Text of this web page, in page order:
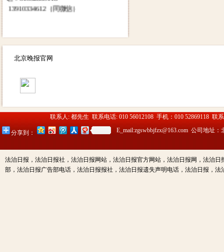
13910334612（同微信）
北京晚报官网
联系人: 都先生 联系电话: 010 56012108 手机：010 52869118 联
E_mail:zgswbbjfzx@163.com 公司地址
分享到：
法治日报，法治日报社，法治日报网站，法治日报官方网站，法治日报网，法治
部，法治日报广告部电话，法治日报报社，法治日报遗失声明电话，法治日报，法